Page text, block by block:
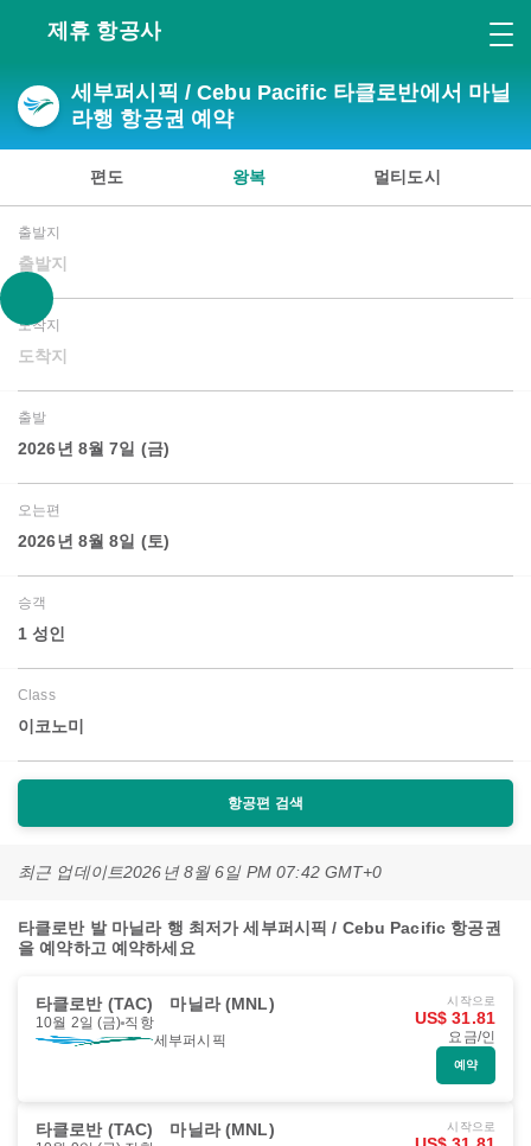
제휴 항공사
세부퍼시픽 / Cebu Pacific 타클로반에서 마닐
라행 항공권 예약
편도 왕복 멀티도시
출발지
출발지
도착지
도착지
출발
2026년 8월 7일 (금)
오는편
2026년 8월 8일 (토)
승객
1 성인
Class
이코노미
항공편 검색
최근 업데이트2026년 8월 6일 PM 07:42 GMT+0
타클로반 발 마닐라 행 최저가 세부퍼시픽 / Cebu Pacific 항공권
을 예약하고 예약하세요
타클로반 (TAC) 마닐라 (MNL)
10월 2일 (금) 직항
세부퍼시픽
시작으로
US$ 31.81
요금/인
예약
타클로반 (TAC) 마닐라 (MNL) 시작으로